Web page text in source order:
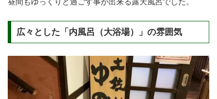
広々とした「内風呂（大浴場）」の雰囲気